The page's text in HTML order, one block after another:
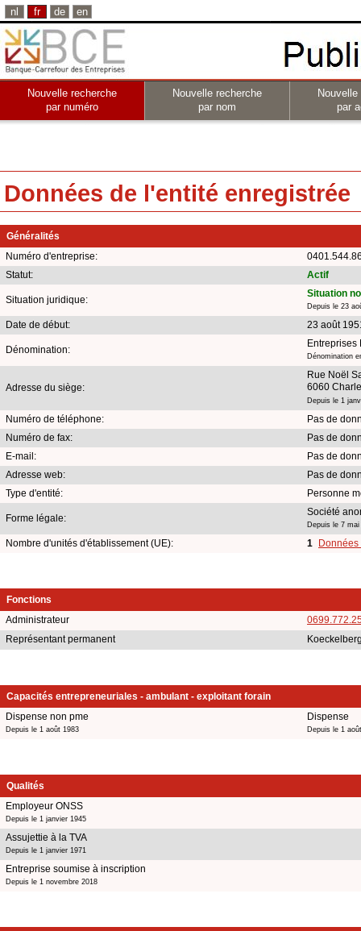
nl fr de en
Nouvelle recherche
par numéro
Nouvelle recherche
par nom
par
Données de l'entité enregistrée
Généralités
Numéro d'entreprise:
Statut:
Actif
Situation juridique:
Situation
Depuis le 23
Date de début: 23 août
Dénomination:
Entreprises
Dénomination
Adresse du siège:
Rue Noël
6060
Depuis le 1
Numéro de téléphone:
Pas de
Numéro de fax:
Pas de
E-mail:
Pas de
Adresse web:
Pas de
Type d'entité:
Personne
Forme légale:
Société
Depuis le 7 mai
Nombre d'unités d'établissement (UE): 1 Données
Fonctions
Administrateur
Représentant permanent
Capacités entrepreneuriales - ambulant - exploitant forain
Dispense non pme
Depuis le 1 août 1983
Dispense
Depuis le 1
Qualités
Employeur ONSS
Depuis le 1 janvier 1945
Assujettie à la TVA
Depuis le 1 janvier 1971
Entreprise soumise à inscription
Depuis le 1 novembre 2018